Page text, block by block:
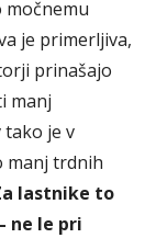
močnemu
je primerljiva,
prinašajo
manj
tako je v
manj trdnih
lastnike to
ne le pri